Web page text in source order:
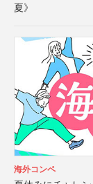
夏》
海外コンペ